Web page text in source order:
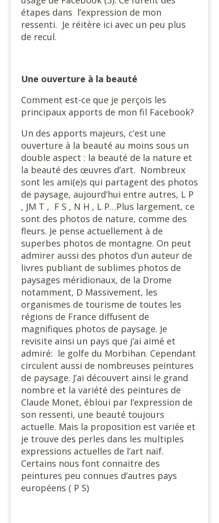
étapes dans l’expression de mon
ressenti. Je réitère ici avec un peu plus
de recul.
Une ouverture à la beauté
Comment est-ce que je perçois les
principaux apports de mon fil Facebook?
Un des apports majeurs, c’est une
ouverture à la beauté au moins sous un
double aspect : la beauté de la nature et
la beauté des œuvres d’art. Nombreux
sont les ami(e)s qui partagent des photos
de paysage, aujourd’hui entre autres, L P
, JM T , F S , N H , L P…Plus largement, ce
sont des photos de nature, comme des
fleurs. Je pense actuellement à de
superbes photos de montagne. On peut
admirer aussi des photos d’un auteur de
livres publiant de sublimes photos de
paysages méridionaux, de la Drome
notamment, D Massivement, les
organismes de tourisme de toutes les
régions de France diffusent de
magnifiques photos de paysage. Je
revisite ainsi un pays que j’ai aimé et
admiré: le golfe du Morbihan. Cependant
circulent aussi de nombreuses peintures
de paysage. J’ai découvert ainsi le grand
nombre et la variété des peintures de
Claude Monet, ébloui par l’expression de
son ressenti, une beauté toujours
actuelle. Mais la proposition est variée et
je trouve des perles dans les multiples
expressions actuelles de l’art naïf.
Certains nous font connaitre des
peintures peu connues d’autres pays
européens ( P S)